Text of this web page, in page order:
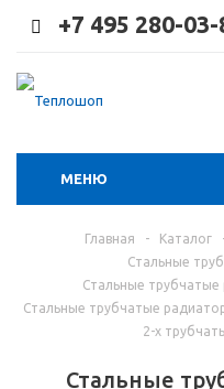
+7 495 280-03-
МЕНЮ
Главная - Каталог
Стальные
Стальные
Стальные трубчатые
2-х
Стальные